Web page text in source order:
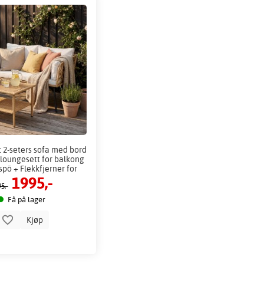
seters sofa med bord
for balkong
+ Flekkfjerner for
møbler
1995,-
Få på lager
Kjøp